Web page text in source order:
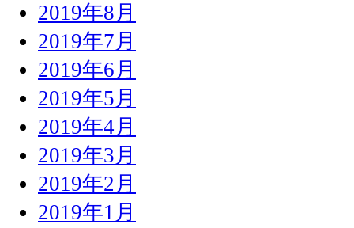
2019年8月
2019年7月
2019年6月
2019年5月
2019年4月
2019年3月
2019年2月
2019年1月